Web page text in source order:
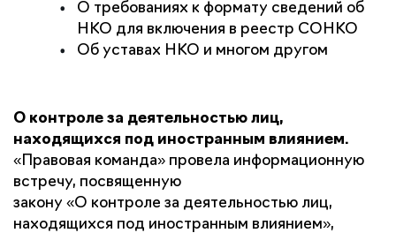
О требованиях к формату сведений об
НКО для включения в реестр СОНКО
Об уставах НКО и многом другом
О контроле за деятельностью лиц,
находящихся под иностранным влиянием.
«Правовая команда» провела информационную
встречу, посвященную
закону «О контроле за деятельностью лиц,
находящихся под иностранным влиянием»,